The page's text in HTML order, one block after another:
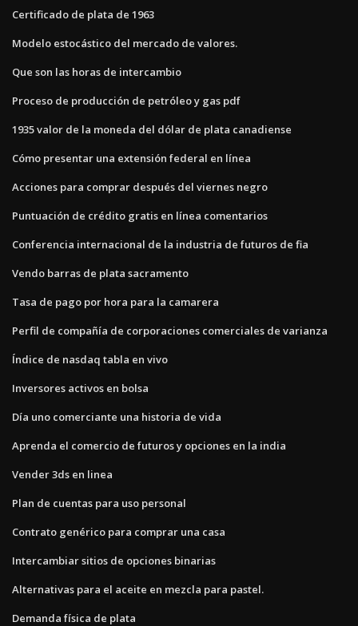
Certificado de plata de 1963
Modelo estocástico del mercado de valores.
Que son las horas de intercambio
Proceso de producción de petróleo y gas pdf
1935 valor de la moneda del dólar de plata canadiense
Cómo presentar una extensión federal en línea
Acciones para comprar después del viernes negro
Puntuación de crédito gratis en línea comentarios
Conferencia internacional de la industria de futuros de fia
Vendo barras de plata sacramento
Tasa de pago por hora para la camarera
Perfil de compañía de corporaciones comerciales de varianza
Índice de nasdaq tabla en vivo
Inversores activos en bolsa
Día uno comerciante una historia de vida
Aprenda el comercio de futuros y opciones en la india
Vender 3ds en linea
Plan de cuentas para uso personal
Contrato genérico para comprar una casa
Intercambiar sitios de opciones binarias
Alternativas para el aceite en mezcla para pastel.
Demanda física de plata